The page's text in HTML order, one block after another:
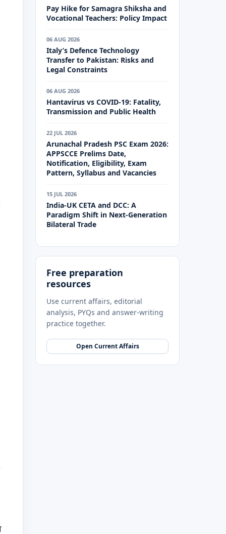
Pay Hike for Samagra Shiksha and
Vocational Teachers: Policy Impact
06 AUG 2026
Italy’s Defence Technology
Transfer to Pakistan: Risks and
Legal Constraints
06 AUG 2026
Hantavirus vs COVID-19: Fatality,
Transmission and Public Health
22 JUL 2026
Arunachal Pradesh PSC Exam 2026:
APPSCCE Prelims Date,
Notification, Eligibility, Exam
Pattern, Syllabus and Vacancies
15 JUL 2026
India-UK CETA and DCC: A
Paradigm Shift in Next-Generation
Bilateral Trade
Free preparation
resources
Use current affairs, editorial
analysis, PYQs and answer-writing
practice together.
Open Current Affairs